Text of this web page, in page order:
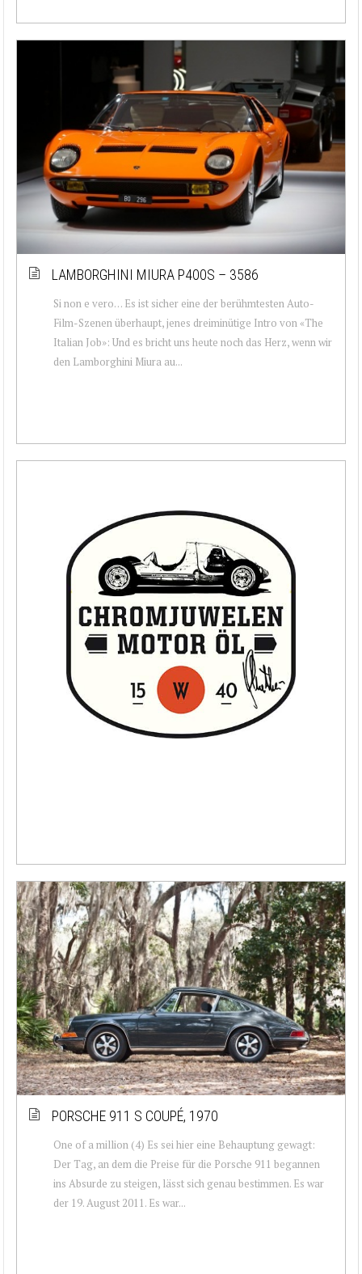
LAMBORGHINI MIURA P400S – 3586
Si non e vero… Es ist sicher eine der berühmtesten Auto-
Film-Szenen überhaupt, jenes dreiminütige Intro von «The
Italian Job»: Und es bricht uns heute noch das Herz, wenn wir
den Lamborghini Miura au...
PORSCHE 911 S COUPÉ, 1970
One of a million (4) Es sei hier eine Behauptung gewagt:
Der Tag, an dem die Preise für die Porsche 911 begannen
ins Absurde zu steigen, lässt sich genau bestimmen. Es war
der 19. August 2011. Es war...